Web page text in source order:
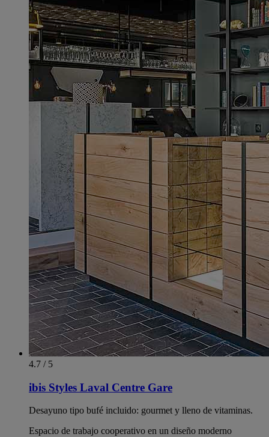
4.7 / 5
ibis Styles Laval Centre Gare
Desayuno tipo bufé incluido: gourmet y lleno de vitaminas.
Espacio de trabajo cooperativo en un diseño moderno